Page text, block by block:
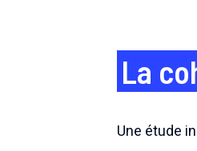
La
Une étude